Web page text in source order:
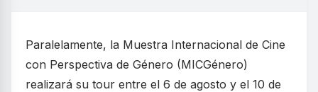
Paralelamente, la Muestra Internacional de Cine
con Perspectiva de Género (MICGénero)
realizará su tour entre el 6 de agosto y el 10 de